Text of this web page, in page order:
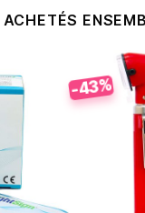
-43%